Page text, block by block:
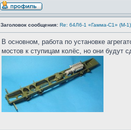
Заголовок сообщения: Re: 64Л6-1 «Гамма-С1» (М-
В основном, работа по установке
мостов к ступицам колёс, но они будут